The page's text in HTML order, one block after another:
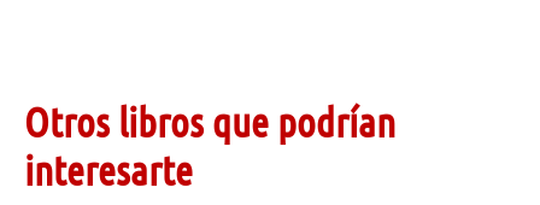
Otros libros que podrían
interesarte